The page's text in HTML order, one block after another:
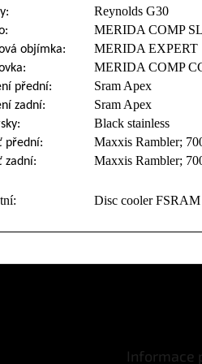
Reynolds G30
MERIDA COMP
objímka: MERIDA EXPERT
MERIDA COMP
přední: Sram Apex
zadní: Sram Apex
Black stainless
přední: Maxxis Rambler;
zadní: Maxxis Rambler;
Disc cooler
Informace